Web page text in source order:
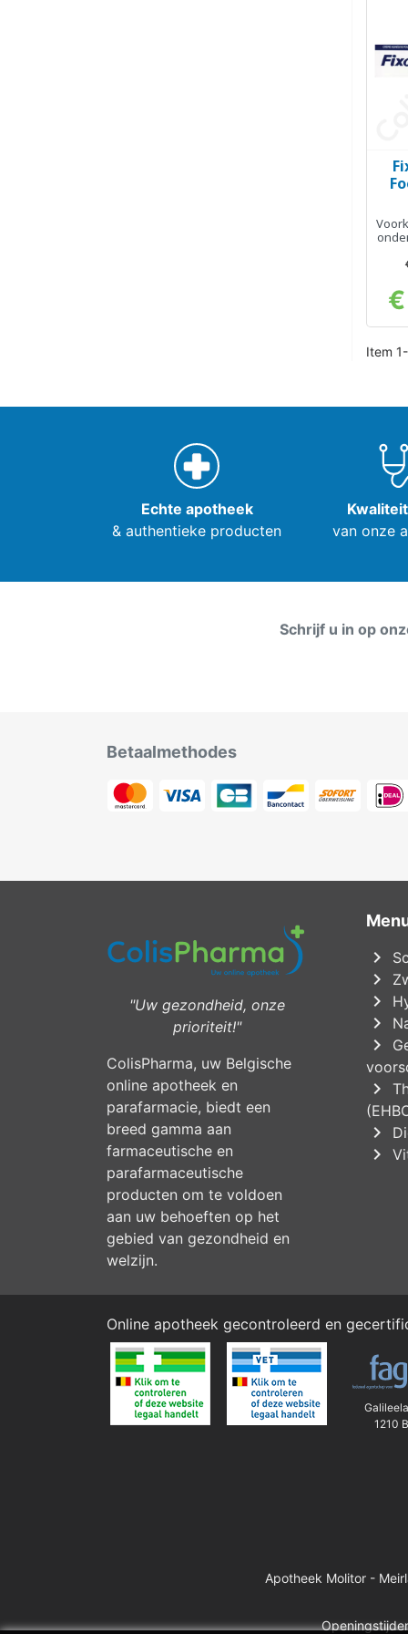
Item
Echte apotheek
& authentieke producten
van onze
Schrijf u in op
Betaalmethodes
"Uw gezondheid, onze
prioriteit!"
ColisPharma, uw Belgische
online apotheek en
parafarmacie, biedt een
breed gamma aan
farmaceutische en
parafarmaceutische
producten om te voldoen
aan uw behoeften op het
gebied van gezondheid en
welzijn.
chevron_right
chevron_right
chevron_right
chevron_right
chevron_right
chevron_right
chevron_right
chevron_right
Online apotheek gecontroleerd en
1210
Apotheek Molitor -